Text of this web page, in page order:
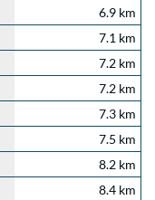
6.9 km
7.1 km
7.2 km
7.2 km
7.3 km
7.5 km
8.2 km
8.4 km